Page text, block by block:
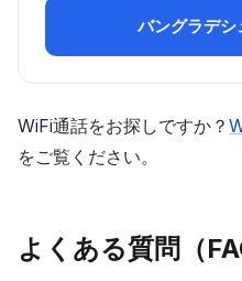
バングラデ
WiFi通話をお探しですか？
をご覧ください。
よくある質問（